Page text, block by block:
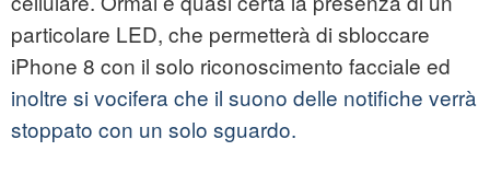
particolare LED, che permetterà di sbloccare
iPhone 8 con il solo riconoscimento facciale ed
inoltre si vocifera che il suono delle notifiche verrà
stoppato con un solo sguardo.